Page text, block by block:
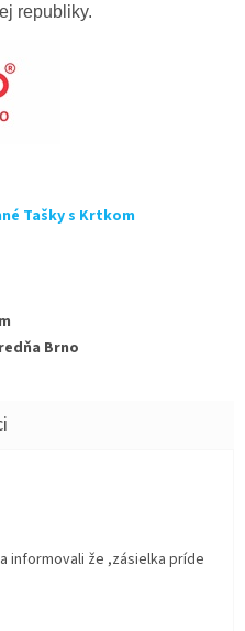
republiky.
Tašky s Krtkom
Brno
je 5 z 5 hviezdičiek.
informovali že ,zásielka príde